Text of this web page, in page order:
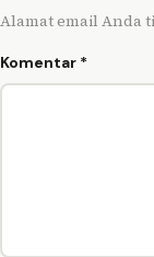
Alamat email Anda
Komentar *